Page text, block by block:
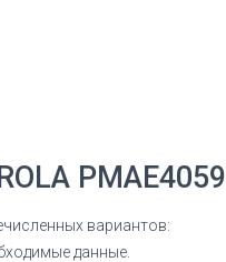
PMAE4059
вариантов:
данные.